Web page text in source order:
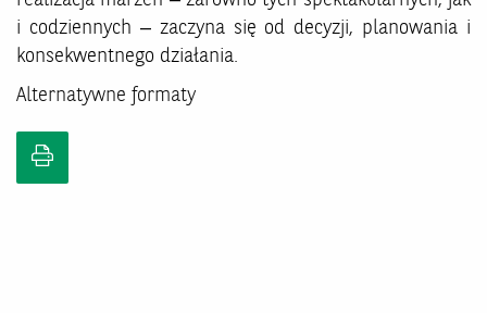
i codziennych – zaczyna się od decyzji, planowania i
konsekwentnego działania.
Alternatywne formaty